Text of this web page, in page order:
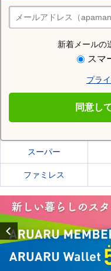
新着メールの
スマ
プラ
同意し
住みたい街の店舗を探す
店舗検索
住む街研究所で仙台
仙台市太白区の施設一
スーパー
ファミレス
Previous